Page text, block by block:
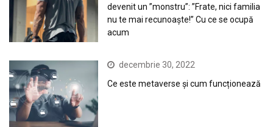
devenit un ”monstru”: ”Frate, nici familia
nu te mai recunoaște!” Cu ce se ocupă
acum
decembrie 30, 2022
Ce este metaverse și cum funcționează